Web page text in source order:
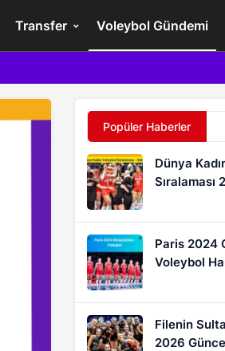
Transfer Voleybol Gündemi
Popüler Haberler
Dünya
Sıralaması
Paris 2024
Voleybol
Filenin
2026